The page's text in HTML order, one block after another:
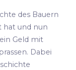
des Bauern
hat und nun
Geld mit
Dabei